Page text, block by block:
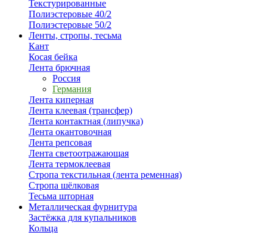
Текстурированные
Полиэстеровые 40/2
Полиэстеровые 50/2
Ленты, стропы, тесьма
Кант
Косая бейка
Лента брючная
Россия
Германия
Лента киперная
Лента клеевая (трансфер)
Лента контактная (липучка)
Лента окантовочная
Лента репсовая
Лента светоотражающая
Лента термоклеевая
Стропа текстильная (лента ременная)
Стропа шёлковая
Тесьма шторная
Металлическая фурнитура
Застёжка для купальников
Кольца